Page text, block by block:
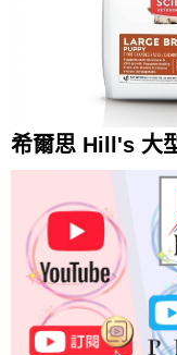
希爾思 Hill's 大